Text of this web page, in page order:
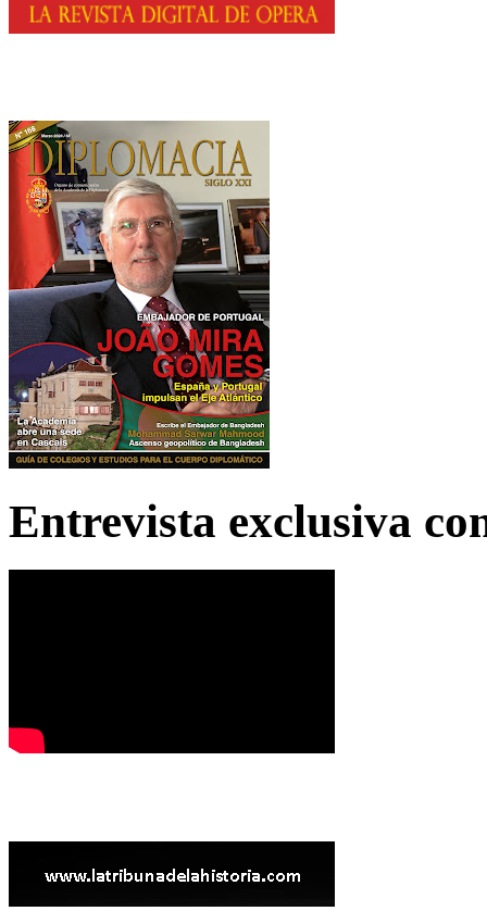
Entrevista exclusiva